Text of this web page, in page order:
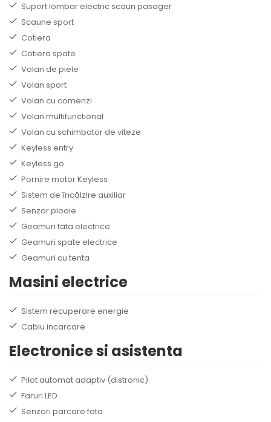
Suport lombar electric scaun pasager
Scaune sport
Cotiera
Cotiera spate
Volan de piele
Volan sport
Volan cu comenzi
Volan multifunctional
Volan cu schimbator de viteze
Keyless entry
Keyless go
Pornire motor Keyless
Sistem de încălzire auxiliar
Senzor ploaie
Geamuri fata electrice
Geamuri spate electrice
Geamuri cu tenta
Masini electrice
Sistem recuperare energie
Cablu incarcare
Electronice si asistenta
Pilot automat adaptiv (distronic)
Faruri LED
Senzori parcare fata